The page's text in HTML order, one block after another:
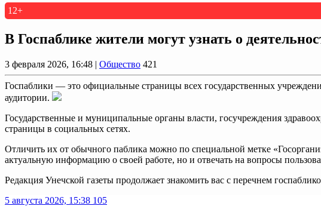
12+
В Госпаблике жители могут узнать о
3 февраля 2026, 16:48 | Общество 421
Госпаблики — это официальные страницы всех государственных
аудитории.
Государственные и муниципальные органы власти, госучреждения
страницы в социальных сетях.
Отличить их от обычного паблика можно по специальной метке
актуальную информацию о своей работе, но и отвечать на вопросы
Редакция Унечской газеты продолжает знакомить вас с перечнем
5 августа 2026, 15:38 105